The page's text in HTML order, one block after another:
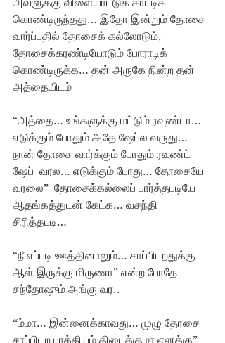
கொண்டிருந்தது… இதோ இன்றும் தோசை
வார்ப்பதில் தோசைக் கல்லோடும்,
தோசைக்கரண்டியோடும் போராடிக்
கொண்டிருக்க… தன் அருகே நின்ற தன்
அத்தையிடம்
“அத்தை… உங்களுக்கு மட்டும் ரவுண்டா…
எடுக்கும் போதும் அதே ஷேப்ல வருது…
நான் தோசை வார்க்கும் போதும் ரவுண்ட்
ஷேப்  வரல… எடுக்கும் போது… தோசையே
வரலை”  தோசைக்கல்லைப் பார்த்தபடியே
ஆதங்கத்துடன் கேட்க… வசந்தி
சிரித்தபடி…
“நீ எப்படி ஊத்தினாலும்… சாப்பிடறதுக்கு
ஆள் இருக்கு மிருணா” என்ற போதே
சந்தோஷும் அங்கு வர..
“ம்மா… இன்னைக்காவது… முழு தோசை
சாப்பிடற பாக்கியம் கிடைக்குமா எனக்கு”